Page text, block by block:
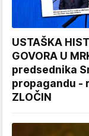
USTAŠKA
GOVORA U
predsednika
propagandu -
ZLOČIN